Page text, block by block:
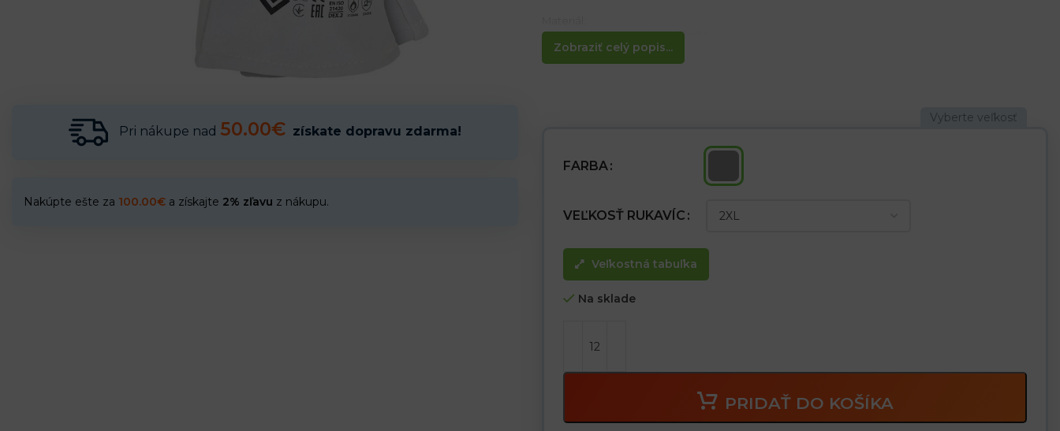
Pri nákupe nad 50.00€ získate dopravu zdarma!
Nakúpte ešte za 100.00€ a získajte 2% zľavu z nákupu.
Zobraziť celý popis...
Vyrobené z štiepanej ovčej kože
Flísová podšívka 100 % polyester na dlani a 100 % polyester na manžete
– Odolné voči kontaktnému teplu do 100 °C
– Vhodné na použitie v oblastiach s rizikom iskier
FARBA
VEĽKOSŤ RUKAVÍC
Veľkostná tabuľka
Na sklade
PRIDAŤ DO KOŠÍKA